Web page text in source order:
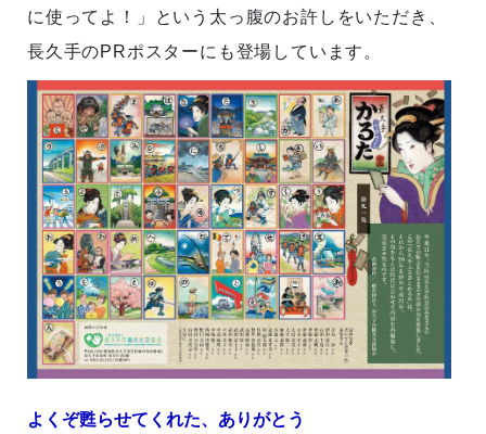
に使ってよ！」という太っ腹のお許しをいただき、
長久手のPRポスターにも登場しています。
よくぞ甦らせてくれた、ありがとう